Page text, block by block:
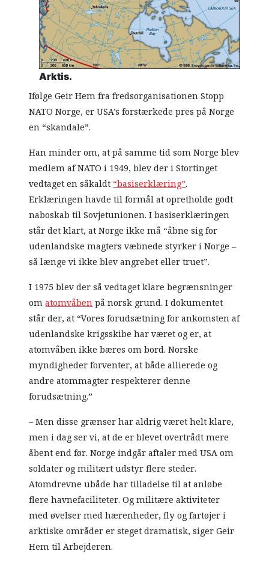
Arktis.
Ifølge Geir Hem fra fredsorganisationen Stopp
NATO Norge, er USA’s forstærkede pres på Norge
en “skandale”.
Han minder om, at på samme tid som Norge blev
medlem af NATO i 1949, blev der i Stortinget
vedtaget en såkaldt“basiserklæring”.
Erklæringen havde til formål at opretholde godt
naboskab til Sovjetunionen. I basiserklæringen
står det klart, at Norge ikke må “åbne sig for
udenlandske magters væbnede styrker i Norge –
så længe vi ikke blev angrebet eller truet”.
I 1975 blev der så vedtaget klare begrænsninger
omatomvåbenpå norsk grund. I dokumentet
står der, at “Vores forudsætning for ankomsten af
​​udenlandske krigsskibe har været og er, at
atomvåben ikke bæres om bord. Norske
myndigheder forventer, at både allierede og
andre atommagter respekterer denne
forudsætning.”
– Men disse grænser har aldrig været helt klare,
men i dag ser vi, at de er blevet overtrådt mere
åbent end før. Norge indgår aftaler med USA om
soldater og militært udstyr flere steder.
Atomdrevne ubåde har tilladelse til at anløbe
flere havnefaciliteter. Og militære aktiviteter
med øvelser med hærenheder, fly og fartøjer i
arktiske områder er steget dramatisk, siger Geir
Hem til Arbejderen.